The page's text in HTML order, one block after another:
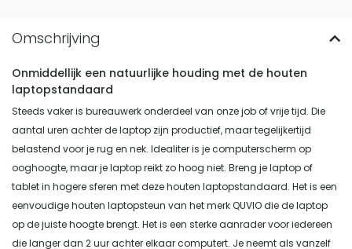
Onmiddellijk een natuurlijke houding met de houten
laptopstandaard
Steeds vaker is bureauwerk onderdeel van onze job of vrije tijd. Die
aantal uren achter de laptop zijn productief, maar tegelijkertijd
belastend voor je rug en nek. Idealiter is je computerscherm op
ooghoogte, maar je laptop reikt zo hoog niet. Breng je laptop of
tablet in hogere sferen met deze houten laptopstandaard. Het is een
eenvoudige houten laptopsteun van het merk QUVIO die de laptop
op de juiste hoogte brengt. Het is een sterke aanrader voor iedereen
die langer dan 2 uur achter elkaar computert. Je neemt als vanzelf